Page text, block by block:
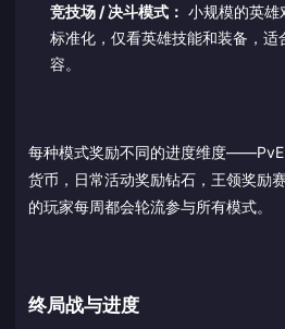
竞技场 / 决斗模式： 小规模的英雄
标准化，仅看英雄技能和装备，
容。
每种模式奖励不同的进度维度——PvE
货币，日常活动奖励钻石，王领奖
的玩家每周都会轮流参与所有模式。
终局战与进度